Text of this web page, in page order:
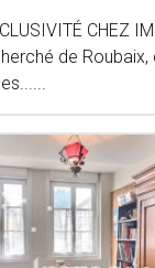
CHEZ
de